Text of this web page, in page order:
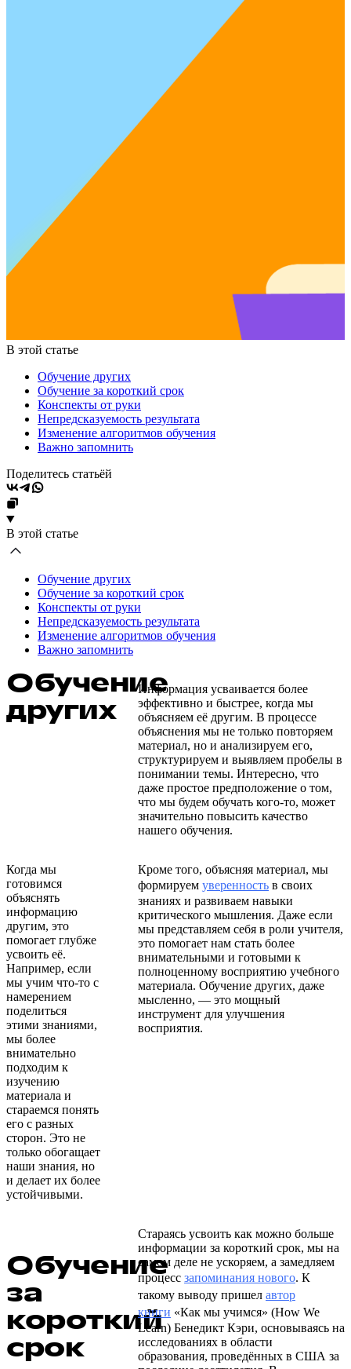
В этой статье
Обучение других
Обучение за короткий срок
Конспекты от руки
Непредсказуемость результата
Изменение алгоритмов обучения
Важно запомнить
Поделитесь статьёй
В этой статье
Обучение других
Обучение за короткий срок
Конспекты от руки
Непредсказуемость результата
Изменение алгоритмов обучения
Важно запомнить
Обучение
других
Информация усваивается более
эффективно и быстрее, когда мы
объясняем её другим. В процессе
объяснения мы не только повторяем
материал, но и анализируем его,
структурируем и выявляем пробелы в
понимании темы. Интересно, что
даже простое предположение о том,
что мы будем обучать кого-то, может
значительно повысить качество
нашего обучения.
Когда мы
готовимся
объяснять
информацию
другим, это
помогает глубже
усвоить её.
Например, если
мы учим что-то с
намерением
поделиться
этими знаниями,
мы более
внимательно
подходим к
изучению
материала и
стараемся понять
его с разных
сторон. Это не
только обогащает
наши знания, но
и делает их более
устойчивыми.
Кроме того, объясняя материал, мы
формируем уверенность в своих
знаниях и развиваем навыки
критического мышления. Даже если
мы представляем себя в роли учителя,
это помогает нам стать более
внимательными и готовыми к
полноценному восприятию учебного
материала. Обучение других, даже
мысленно, — это мощный
инструмент для улучшения
восприятия.
Обучение
за
короткий
срок
Стараясь усвоить как можно больше
информации за короткий срок, мы на
самом деле не ускоряем, а замедляем
процесс запоминания нового. К
такому выводу пришел автор
книги «Как мы учимся» (How We
Learn) Бенедикт Кэри, основываясь на
исследованиях в области
образования, проведённых в США за